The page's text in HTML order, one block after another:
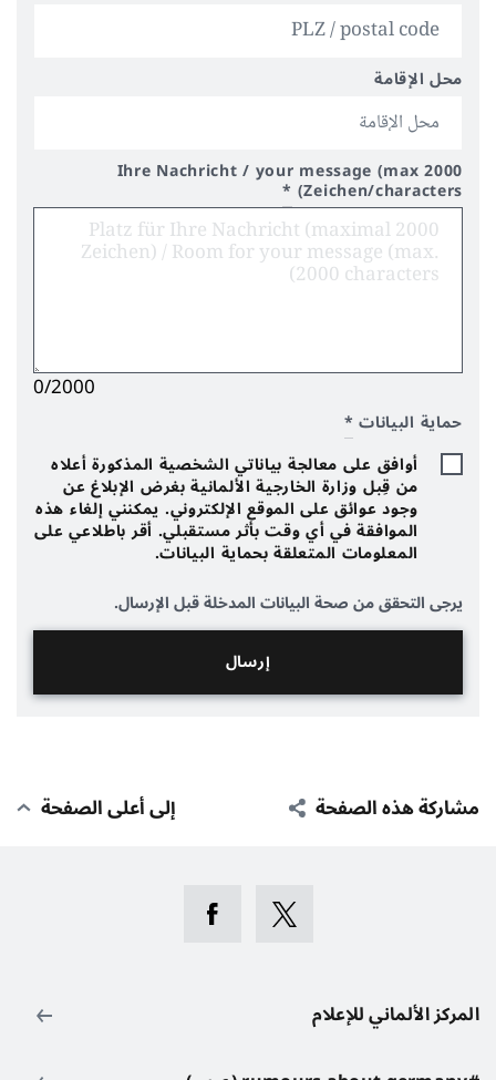
محل الإقامة
Ihre Nachricht / your message (max 2000
Zeichen/characters)
*
0/2000
حماية البيانات *
أوافق على معالجة بياناتي الشخصية المذكورة أعلاه
من قِبل وزارة الخارجية الألمانية بغرض الإبلاغ عن
وجود عوائق على الموقع الإلكتروني. يمكنني إلغاء هذه
الموافقة في أي وقت بأثر مستقبلي. أقر باطلاعي على
المعلومات المتعلقة بحماية البيانات.
يرجى التحقق من صحة البيانات المدخلة قبل الإرسال.
مشاركة هذه الصفحة إلى أعلى الصفحة
المركز الألماني للإعلام